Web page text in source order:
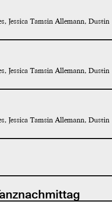
Jessica Tamsin Allemann, Dustin
Jessica Tamsin Allemann, Dustin
Jessica Tamsin Allemann, Dustin